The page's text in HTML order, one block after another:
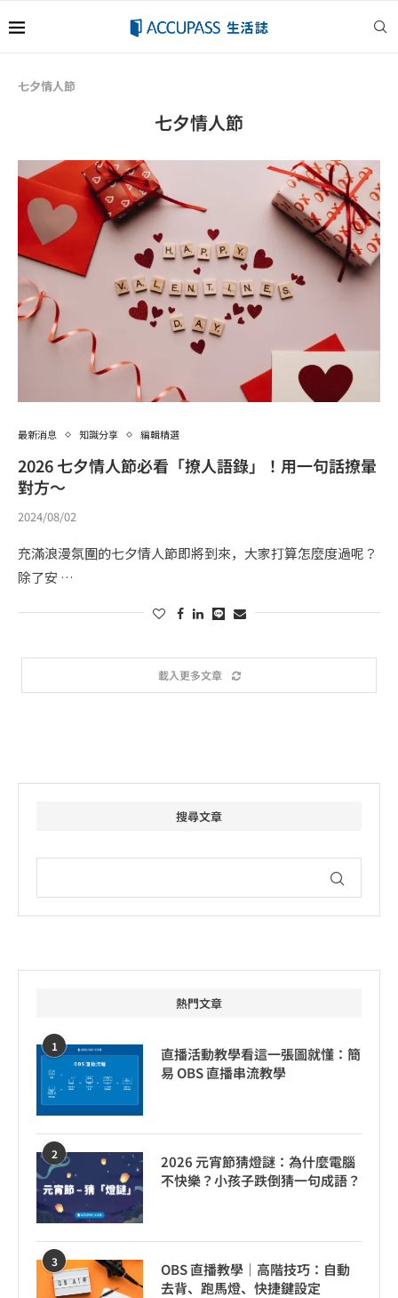
七夕情人節
七夕情人節
最新消息 知識分享 編輯精選
2026 七夕情人節必看「撩人語錄」！用一句話撩暈
對方～
2024/08/02
充滿浪漫氛圍的七夕情人節即將到來，大家打算怎麼度過呢？
除了安 …
載入更多文章
搜尋文章
熱門文章
1
直播活動教學看這一張圖就懂：簡
易 OBS 直播串流教學
2
2026 元宵節猜燈謎：為什麼電腦
不快樂？小孩子跌倒猜一句成語？
3
OBS 直播教學｜高階技巧：自動
去背、跑馬燈、快捷鍵設定